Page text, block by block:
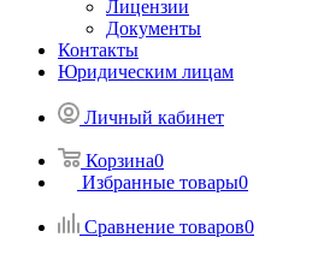
Лицензии
Документы
Контакты
Юридическим лицам
Личный кабинет
Корзина0
Избранные товары0
Сравнение товаров0